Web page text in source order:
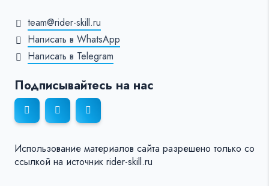
team@rider-skill.ru
Написать в WhatsApp
Написать в Telegram
Подписывайтесь на нас
Использование материалов сайта разрешено только со
ссылкой на источник rider-skill.ru